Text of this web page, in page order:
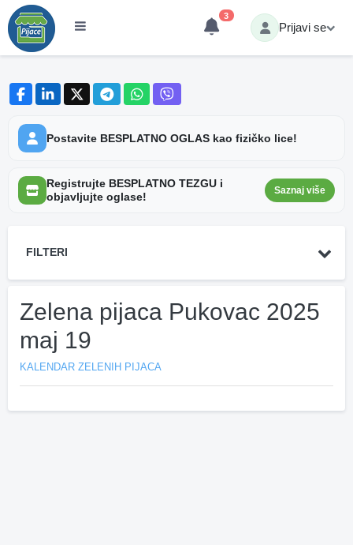
3
Prijavi se
Postavite BESPLATNO OGLAS kao fizičko lice!
Registrujte BESPLATNO TEZGU i
objavljujte oglase!
Saznaj više
FILTERI
Zelena pijaca Pukovac 2025
maj 19
KALENDAR ZELENIH PIJACA